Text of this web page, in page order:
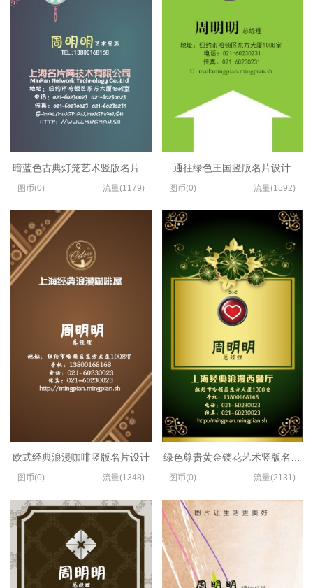
暗蓝色古典灯笼艺术竖版名片制作
图币(0) 流量(1179)
欧式经典浪漫咖啡竖版名片设计
图币(0) 流量(1348)
通往绿色王国竖版名片设计
图币(0) 流量(1592)
绿色尊贵黄金镂花艺术竖版名片制
图币(0) 流量(2131)